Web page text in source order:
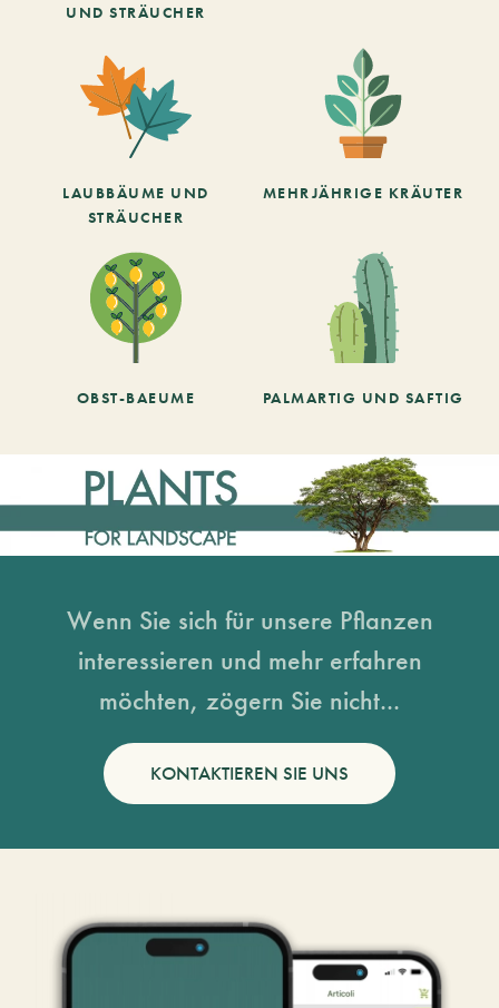
UND STRÄUCHER
LAUBBÄUME UND
STRÄUCHER
MEHRJÄHRIGE KRÄUTER
OBST-BAEUME PALMARTIG UND SAFTIG
Wenn Sie sich für unsere Pflanzen
interessieren und mehr erfahren
möchten, zögern Sie nicht...
KONTAKTIEREN SIE UNS